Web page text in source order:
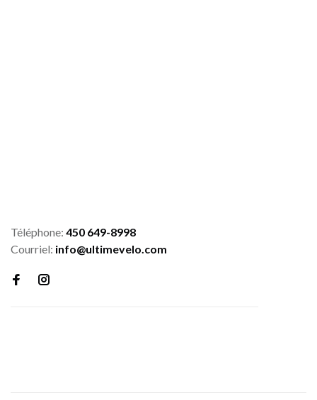
Téléphone: 450 649-8998
Courriel: info@ultimevelo.com